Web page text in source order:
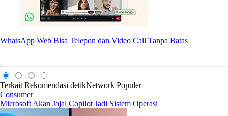
WhatsApp Web Bisa Telepon dan Video Call Tanpa Batas
Terkait Rekomendasi detikNetwork Populer
Consumer
Microsoft Akan Jajal Copilot Jadi Sistem Operasi